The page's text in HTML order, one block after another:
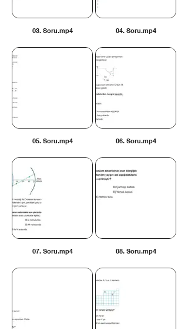
03. Soru.mp4 04. Soru.mp4
05. Soru.mp4 06. Soru.mp4
07. Soru.mp4 08. Soru.mp4